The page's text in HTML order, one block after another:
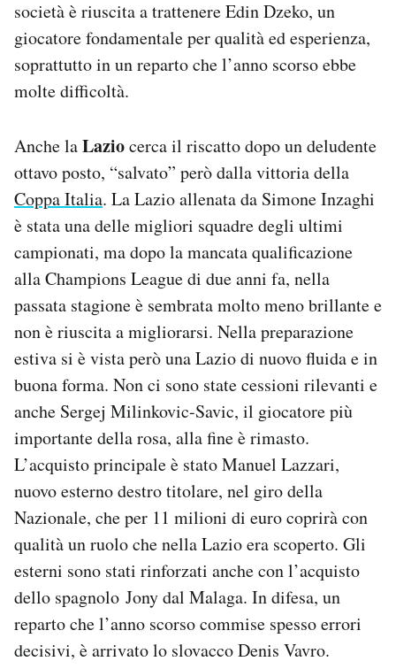
società è riuscita a trattenere Edin Dzeko, un
giocatore fondamentale per qualità ed esperienza,
soprattutto in un reparto che l’anno scorso ebbe
molte difficoltà.
Anche laLaziocerca il riscatto dopo un deludente
ottavo posto, “salvato” però dalla vittoria della
Coppa Italia. La Lazio allenata da Simone Inzaghi
è stata una delle migliori squadre degli ultimi
campionati, ma dopo la mancata qualificazione
alla Champions League di due anni fa, nella
passata stagione è sembrata molto meno brillante e
non è riuscita a migliorarsi. Nella preparazione
estiva si è vista però una Lazio di nuovo fluida e in
buona forma. Non ci sono state cessioni rilevanti e
anche Sergej Milinkovic-Savic, il giocatore più
importante della rosa, alla fine è rimasto.
L’acquisto principale è stato Manuel Lazzari,
nuovo esterno destro titolare, nel giro della
Nazionale, che per 11 milioni di euro coprirà con
qualità un ruolo che nella Lazio era scoperto. Gli
esterni sono stati rinforzati anche con l’acquisto
dello spagnolo Jony dal Malaga. In difesa, un
reparto che l’anno scorso commise spesso errori
decisivi, è arrivato lo slovacco Denis Vavro.